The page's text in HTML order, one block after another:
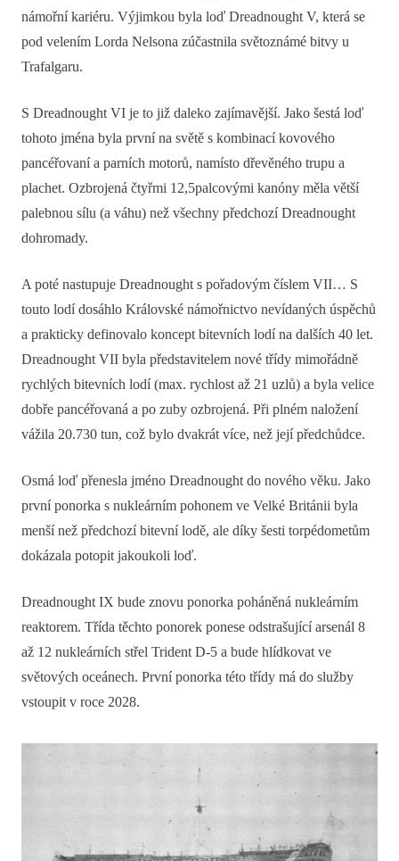
námořní kariéru. Výjimkou byla loď Dreadnought V, která se
pod velením Lorda Nelsona zúčastnila světoznámé bitvy u
Trafalgaru.
S Dreadnought VI je to již daleko zajímavější. Jako šestá loď
tohoto jména byla první na světě s kombinací kovového
pancéřovaní a parních motorů, namísto dřevěného trupu a
plachet. Ozbrojená čtyřmi 12,5palcovými kanóny měla větší
palebnou sílu (a váhu) než všechny předchozí Dreadnought
dohromady.
A poté nastupuje Dreadnought s pořadovým číslem VII… S
touto lodí dosáhlo Královské námořnictvo nevídaných úspěchů
a prakticky definovalo koncept bitevních lodí na dalších 40 let.
Dreadnought VII byla představitelem nové třídy mimořádně
rychlých bitevních lodí (max. rychlost až 21 uzlů) a byla velice
dobře pancéřovaná a po zuby ozbrojená. Při plném naložení
vážila 20.730 tun, což bylo dvakrát více, než její předchůdce.
Osmá loď přenesla jméno Dreadnought do nového věku. Jako
první ponorka s nukleárním pohonem ve Velké Británii byla
menší než předchozí bitevní lodě, ale díky šesti torpédometům
dokázala potopit jakoukoli loď.
Dreadnought IX bude znovu ponorka poháněná nukleárním
reaktorem. Třída těchto ponorek ponese odstrašující arsenál 8
až 12 nukleárních střel Trident D-5 a bude hlídkovat ve
světových oceánech. První ponorka této třídy má do služby
vstoupit v roce 2028.